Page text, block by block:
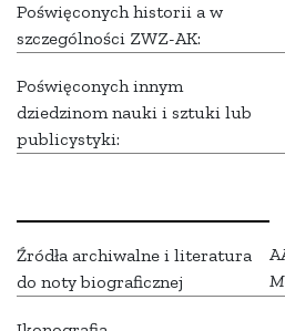
Poświęconych historii a w
szczególności ZWZ-AK:
Poświęconych innym
dziedzinom nauki i sztuki lub
publicystyki:
Źródła archiwalne i literatura
do noty biograficznej